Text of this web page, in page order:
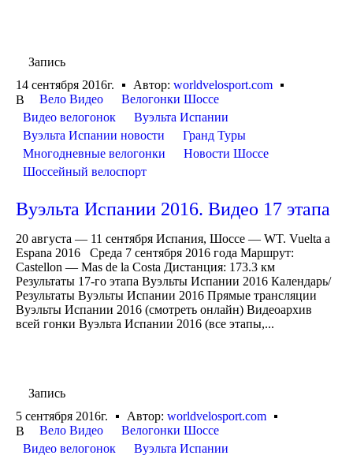
Запись
14 сентября 2016г.
Автор: worldvelosport.com
В
Вело Видео
Велогонки Шоссе
Видео велогонок
Вуэльта Испании
Вуэльта Испании новости
Гранд Туры
Многодневные велогонки
Новости Шоссе
Шоссейный велоспорт
Вуэльта Испании 2016. Видео 17 этапа
20 августа — 11 сентября Испания, Шоссе — WT. Vuelta a
Espana 2016 Среда 7 сентября 2016 года Маршрут:
Castellon — Mas de la Costa Дистанция: 173.3 км
Результаты 17-го этапа Вуэльты Испании 2016 Календарь/
Результаты Вуэльты Испании 2016 Прямые трансляции
Вуэльты Испании 2016 (смотреть онлайн) Видеоархив
всей гонки Вуэльта Испании 2016 (все этапы,...
Запись
5 сентября 2016г.
Автор: worldvelosport.com
В
Вело Видео
Велогонки Шоссе
Видео велогонок
Вуэльта Испании